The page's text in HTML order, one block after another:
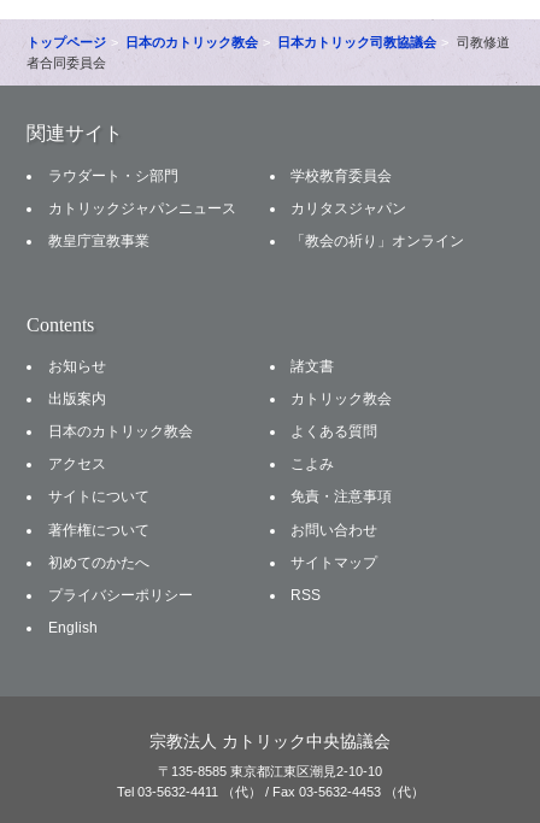
トップページ 日本のカトリック教会 日本カトリック司教協議会
司教修道
者合同委員会
関連サイト
ラウダート・シ部門
学校教育委員会
カトリックジャパンニュース
カリタスジャパン
教皇庁宣教事業
「教会の祈り」オンライン
Contents
お知らせ
諸文書
出版案内
カトリック教会
日本のカトリック教会
よくある質問
アクセス
こよみ
サイトについて
免責・注意事項
著作権について
お問い合わせ
初めてのかたへ
サイトマップ
プライバシーポリシー
RSS
English
宗教法人 カトリック中央協議会
〒135-8585 東京都江東区潮見2-10-10
Tel 03-5632-4411 （代） / Fax 03-5632-4453 （代）